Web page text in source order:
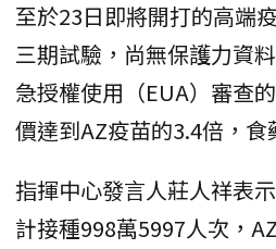
至於23日即將開打的高端
三期試驗，尚無保護力資
急授權使用（EUA）審查
價達到AZ疫苗的3.4倍，食
指揮中心發言人莊人祥表
計接種998萬5997人次，